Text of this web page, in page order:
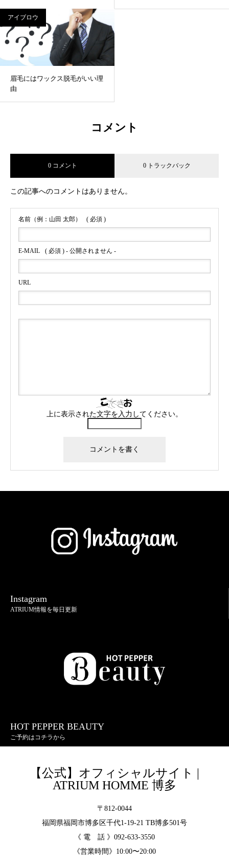
アイブロウ
眉毛にはワックス脱毛がいい理
由
コメント
0 コメント 0 トラックバック
この記事へのコメントはありません。
名前（例：山田 太郎） ( 必須 )
E-MAIL ( 必須 ) - 公開されません -
URL
上に表示された文字を入力してください。
Instagram
ATRIUM情報を毎日更新
HOT PEPPER BEAUTY
ご予約はコチラから
【公式】オフィシャルサイト |
ATRIUM HOMME 博多
〒812-0044
福岡県福岡市博多区千代1-19-21 TB博多501号
《 電 話 》092-633-3550
《営業時間》10:00〜20:00